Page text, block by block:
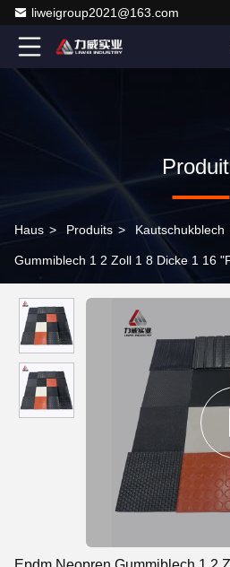
liweigroup2021@163.com
Haus > Produits > Kautschukblech
Gummiblech 1 2 Zoll 1 8 Dicke 1 16